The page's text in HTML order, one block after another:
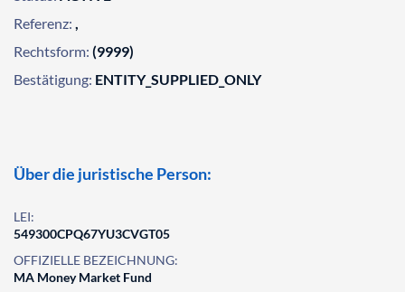
Referenz: ,
Rechtsform: (9999)
Bestätigung: ENTITY_SUPPLIED_ONLY
Über die juristische Person:
LEI:
549300CPQ67YU3CVGT05
OFFIZIELLE BEZEICHNUNG:
MA Money Market Fund